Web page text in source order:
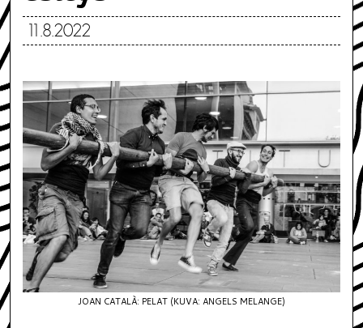
11.8.2022
JOAN CATALÀ: PELAT (KUVA: ANGELS MELANGE)